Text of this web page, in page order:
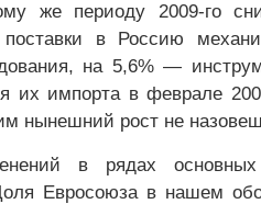
же периоду 2009-го
поставки в Россию
на 5,6% —
их импорта в феврале
нынешний рост не
в рядах
Евросоюза в нашем